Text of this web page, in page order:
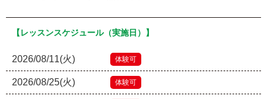
【レッスンスケジュール（実施日）】
2026/08/11(火) 体験可
2026/08/25(火) 体験可